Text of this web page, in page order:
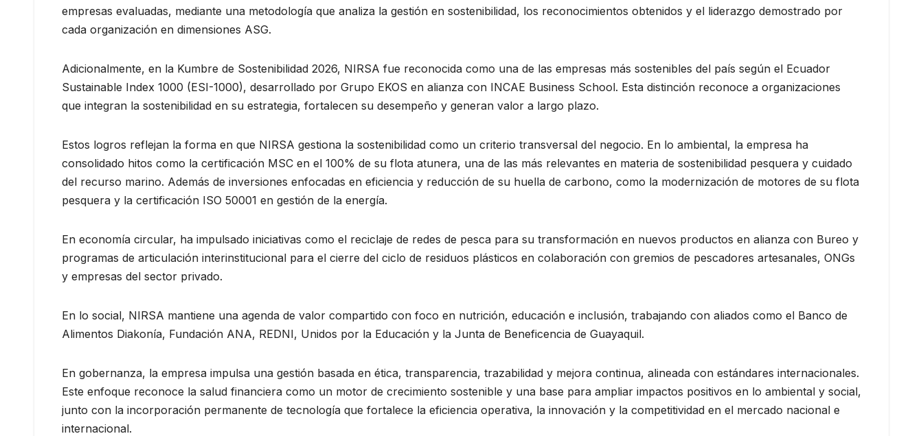
empresas evaluadas, mediante una metodología que analiza la gestión en sostenibilidad, los reconocimientos obtenidos y el liderazgo demostrado por
cada organización en dimensiones ASG.
Adicionalmente, en la Kumbre de Sostenibilidad 2026, NIRSA fue reconocida como una de las empresas más sostenibles del país según el Ecuador
Sustainable Index 1000 (ESI-1000), desarrollado por Grupo EKOS en alianza con INCAE Business School. Esta distinción reconoce a organizaciones
que integran la sostenibilidad en su estrategia, fortalecen su desempeño y generan valor a largo plazo.
Estos logros reflejan la forma en que NIRSA gestiona la sostenibilidad como un criterio transversal del negocio. En lo ambiental, la empresa ha
consolidado hitos como la certificación MSC en el 100% de su flota atunera, una de las más relevantes en materia de sostenibilidad pesquera y cuidado
del recurso marino. Además de inversiones enfocadas en eficiencia y reducción de su huella de carbono, como la modernización de motores de su flota
pesquera y la certificación ISO 50001 en gestión de la energía.
En economía circular, ha impulsado iniciativas como el reciclaje de redes de pesca para su transformación en nuevos productos en alianza con Bureo y
programas de articulación interinstitucional para el cierre del ciclo de residuos plásticos en colaboración con gremios de pescadores artesanales, ONGs
y empresas del sector privado.
En lo social, NIRSA mantiene una agenda de valor compartido con foco en nutrición, educación e inclusión, trabajando con aliados como el Banco de
Alimentos Diakonía, Fundación ANA, REDNI, Unidos por la Educación y la Junta de Beneficencia de Guayaquil.
En gobernanza, la empresa impulsa una gestión basada en ética, transparencia, trazabilidad y mejora continua, alineada con estándares internacionales.
Este enfoque reconoce la salud financiera como un motor de crecimiento sostenible y una base para ampliar impactos positivos en lo ambiental y social,
junto con la incorporación permanente de tecnología que fortalece la eficiencia operativa, la innovación y la competitividad en el mercado nacional e
internacional.